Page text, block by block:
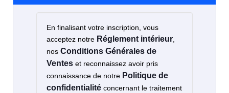
En finalisant votre inscription, vous
acceptez notre Réglement intérieur,
nos Conditions Générales de
Ventes et reconnaissez avoir pris
connaissance de notre Politique de
confidentialité concernant le traitement